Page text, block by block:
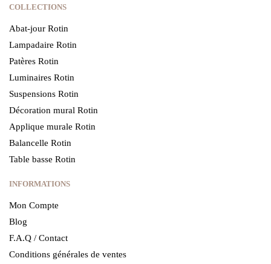
COLLECTIONS
Abat-jour Rotin
Lampadaire Rotin
Patères Rotin
Luminaires Rotin
Suspensions Rotin
Décoration mural Rotin
Applique murale Rotin
Balancelle Rotin
Table basse Rotin
INFORMATIONS
Mon Compte
Blog
F.A.Q / Contact
Conditions générales de ventes